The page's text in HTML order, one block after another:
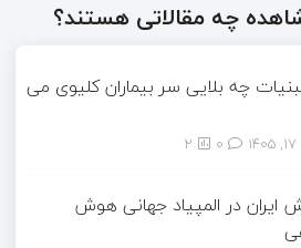
چه مقالاتی هستند؟
چه بلایی سر بیماران کلیوی می
2
در المپیاد جهانی هوش